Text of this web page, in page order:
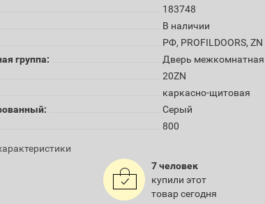
183748
В наличии
РФ, PROFILDOORS, ZN
группа:
Дверь межкомнатная
20ZN
каркасно-щитовая
Серый
800
7 человек
купили этот
товар сегодня